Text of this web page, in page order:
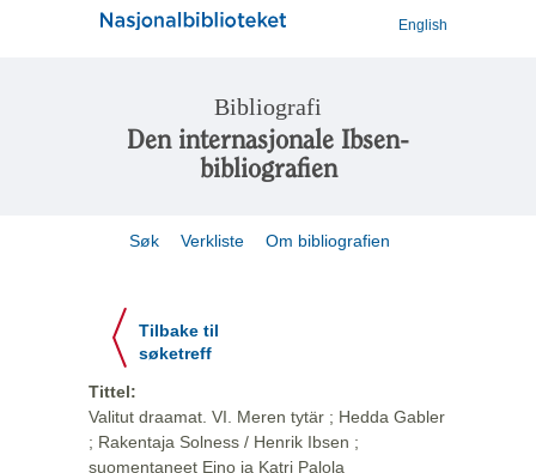
English
Bibliografi
Den internasjonale Ibsen-
bibliografien
Søk Verkliste Om bibliografien
Tilbake til
søketreff
Tittel:
Valitut draamat. VI. Meren tytär ; Hedda Gabler
; Rakentaja Solness / Henrik Ibsen ;
suomentaneet Eino ja Katri Palola